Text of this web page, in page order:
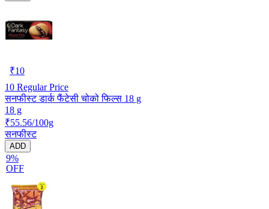
₹10
10 Regular Price
सनफीस्ट डार्क फैंटेसी चोको फिल्स 18 g
18 g
₹55.56/100g
सनफीस्ट
ADD
9%
OFF